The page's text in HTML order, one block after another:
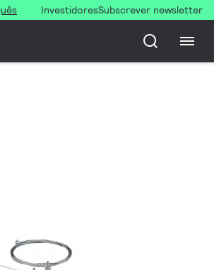
InvestidoresSubscrever newsletter